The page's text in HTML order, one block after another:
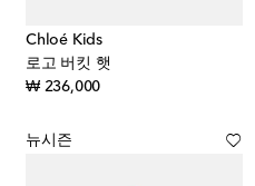
Chloé Kids
로고 버킷 햇
₩ 236,000original price
뉴시즌